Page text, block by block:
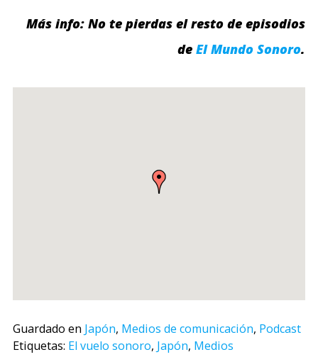
Más info: No te pierdas el resto de episodios
de El Mundo Sonoro.
Guardado en Japón, Medios de comunicación, Podcast
Etiquetas: El vuelo sonoro, Japón, Medios